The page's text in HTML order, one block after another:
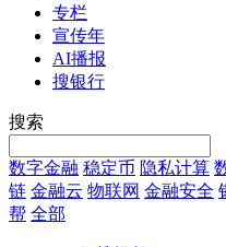
专栏
宣传年
AI播报
搜银行
搜索
数字金融 稳定币 隐私计算
链 金融云 物联网 金融安全
帮 全部